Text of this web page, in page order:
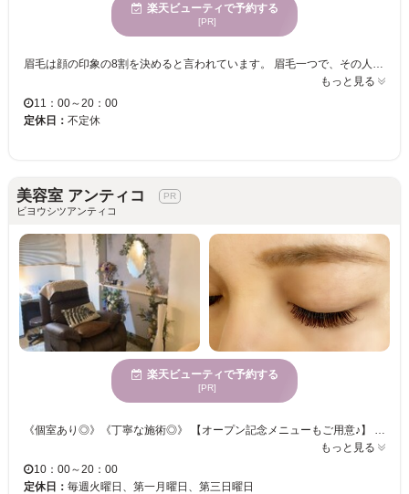
楽天ビューティで予約する
[PR]
もっと見る
11：00～20：00
定休日： 不定休
美容室 アンティコ
ビヨウシツアンティコ
楽天ビューティで予約する
[PR]
もっと見る
10：00～20：00
定休日： 毎週火曜日、第一月曜日、第三日曜日